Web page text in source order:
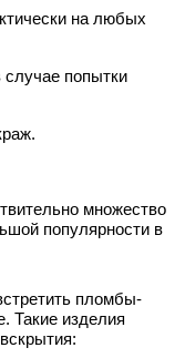
на любых
случае попытки
множество
популярности в
пломбы-
Такие изделия